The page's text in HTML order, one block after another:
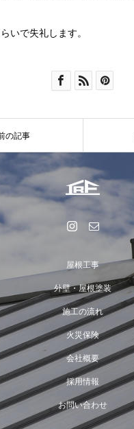
いで失礼します。
の記事
屋根工事
外壁・屋根塗装
施工の流れ
火災保険
会社概要
採用情報
お問い合わせ